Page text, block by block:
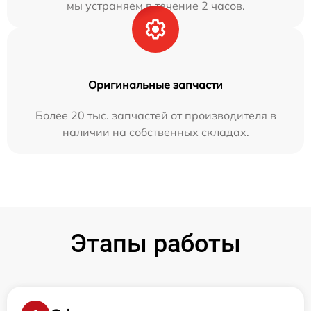
мы устраняем в течение 2 часов.
Оригинальные запчасти
Более 20 тыс. запчастей от производителя в
наличии на собственных складах.
Этапы работы